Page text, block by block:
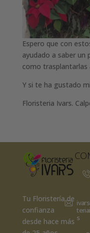
Espero que con
ayudado a saber un
como trasplantarlas
Y si te ha gustado
Floristeria Ivars.
Tu Floristería de
confianza
desde hace más s